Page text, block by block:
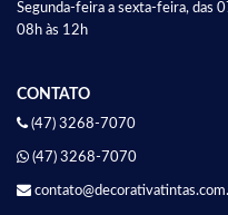
Segunda-feira a sexta-feira, das
08h às 12h
CONTATO
(47) 3268-7070
(47) 3268-7070